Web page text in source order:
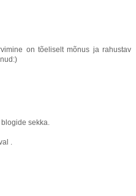
on tõeliselt mõnus ja rahustav
sekka.
.